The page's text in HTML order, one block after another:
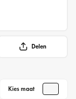
Delen
Kies maat